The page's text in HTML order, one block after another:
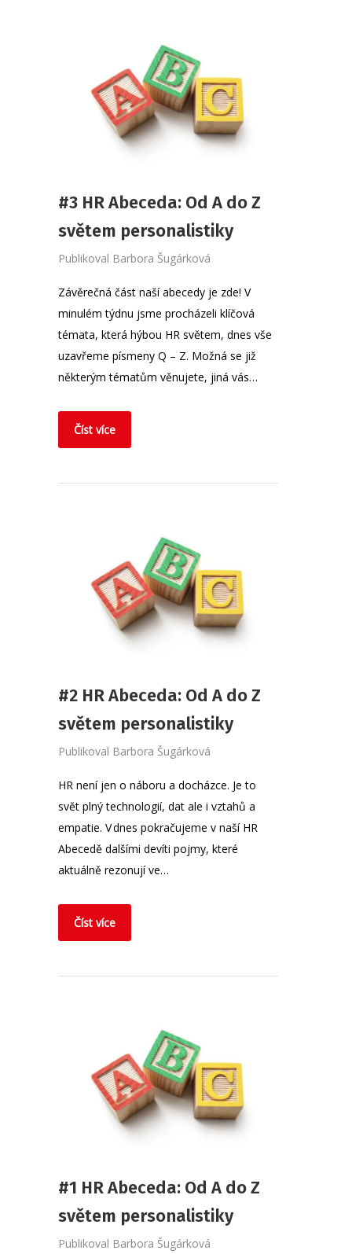
#3 HR Abeceda: Od A do Z
světem personalistiky
Publikoval Barbora Šugárková
Závěrečná část naší abecedy je zde! V
minulém týdnu jsme procházeli klíčová
témata, která hýbou HR světem, dnes vše
uzavřeme písmeny Q – Z. Možná se již
některým tématům věnujete, jiná vás…
Číst více
#2 HR Abeceda: Od A do Z
světem personalistiky
Publikoval Barbora Šugárková
HR není jen o náboru a docházce. Je to
svět plný technologií, dat ale i vztahů a
empatie. V dnes pokračujeme v naší HR
Abecedě dalšími devíti pojmy, které
aktuálně rezonují ve…
Číst více
#1 HR Abeceda: Od A do Z
světem personalistiky
Publikoval Barbora Šugárková